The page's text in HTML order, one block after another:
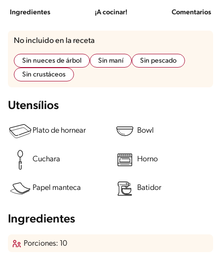
Ingredientes ¡A cocinar! Comentarios
No incluido en la receta
Sin nueces de árbol Sin maní
Sin pescado
Sin crustáceos
Utensílios
Plato de hornear Bowl
Cuchara Horno
Papel manteca Batidor
Ingredientes
Porciones: 10